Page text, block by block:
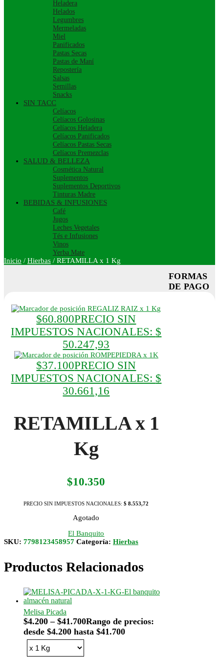
Heladera
Helados
Legumbres
Mermeladas
Miel
Panificados
Pastas Secas
Pastas de Maní
Repostería
Salsas
Semillas
Snacks
SIN TACC
Celíacos
Celíacos Golosinas
Celíacos Heladera
Celíacos Panificados
Celíacos Pastas Secas
Celíacos Premezclas
SALUD & BELLEZA
Cosmética Natural
Suplementos
Suplementos Deportivos
Tinturas Madre
BEBIDAS & INFUSIONES
Café
Jugos
Leches Vegetales
Tés e Infusiones
Vinos
Yerba Mate
Inicio / Hierbas / RETAMILLA x 1 Kg
REGALIZ RAIZ x 1 Kg
$60.800PRECIO SIN
IMPUESTOS NACIONALES: $
50.247,93
ROMPEPIEDRA x 1K
$37.100PRECIO SIN
IMPUESTOS NACIONALES: $
30.661,16
RETAMILLA x 1
Kg
$10.350
PRECIO SIN IMPUESTOS NACIONALES:$ 8.553,72
Agotado
El Banquito
SKU: 7798123458957 Categoría: Hierbas
Productos Relacionados
Melisa Picada
$4.200 – $41.700Rango de precios:
desde $4.200 hasta $41.700
FORMAS
DE PAGO